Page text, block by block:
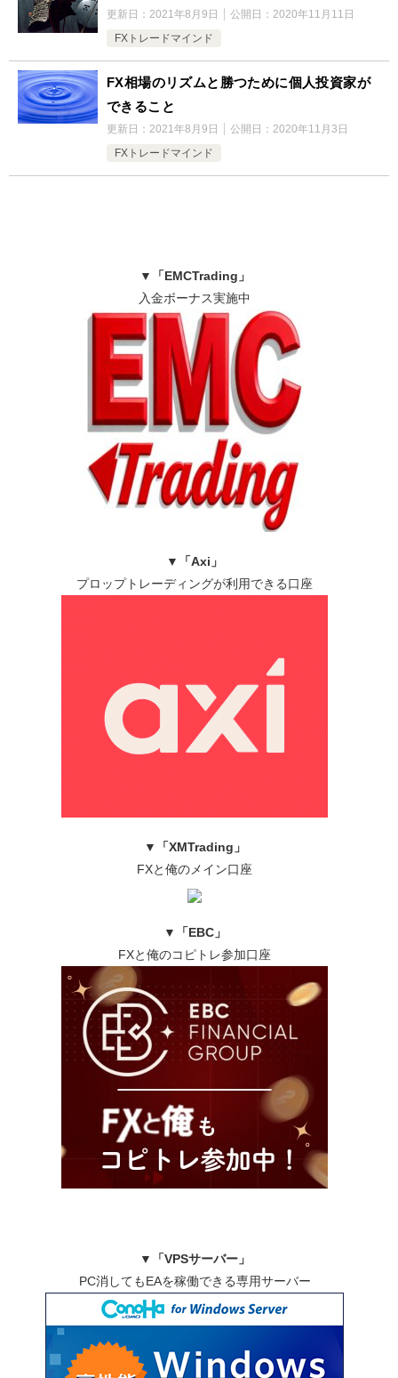
更新日： 2021年8月9日 公開日： 2020年11月11日
FXトレードマインド
FX相場のリズムと勝つために個人投資家が
できること
更新日： 2021年8月9日 公開日： 2020年11月3日
FXトレードマインド
▼
「EMCTrading」
入金ボーナス実施中
▼
「Axi」
プロップトレーディングが利用できる口座
▼
「XMTrading」
FXと俺のメイン口座
▼
「EBC」
FXと俺のコピトレ参加口座
▼
「VPSサーバー」
PC消してもEAを稼働できる専用サーバー